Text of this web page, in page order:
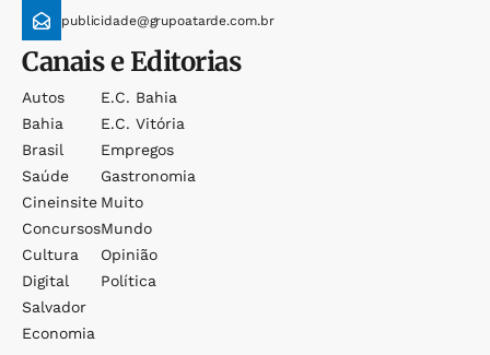
publicidade@grupoatarde.com.br
Canais e Editorias
Autos
Bahia
Brasil
Saúde
Cineinsite
Concursos
Cultura
Digital
Salvador
Economia
E.c. Bahia
E.c. Vitória
Empregos
Gastronomia
Muito
Mundo
Opinião
Política